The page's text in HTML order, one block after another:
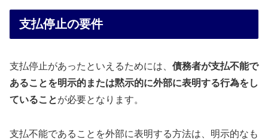
支払停止の要件
支払停止があったといえるためには、 債務者が支払不能で
あることを明示的または黙示的に外部に表明する行為をし
ていることが必要となります。
支払不能であることを外部に表明する方法は、明示的なも